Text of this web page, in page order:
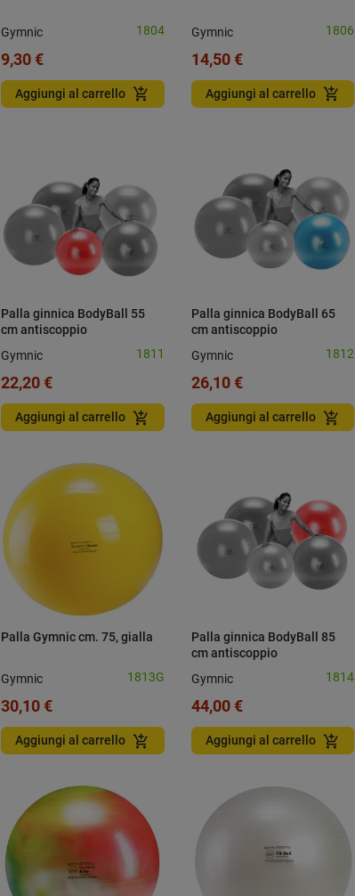
Gymnic 1804
9,30 €
Aggiungi al carrello add_shopping_cart
Gymnic 1806
14,50 €
Aggiungi al carrello add_shopping_cart
Palla ginnica BodyBall 55
cm antiscoppio
Gymnic 1811
22,20 €
Aggiungi al carrello add_shopping_cart
Palla ginnica BodyBall 65
cm antiscoppio
Gymnic 1812
26,10 €
Aggiungi al carrello add_shopping_cart
Palla Gymnic cm. 75, gialla
Gymnic 1813G
30,10 €
Aggiungi al carrello add_shopping_cart
Palla ginnica BodyBall 85
cm antiscoppio
Gymnic 1814
44,00 €
Aggiungi al carrello add_shopping_cart